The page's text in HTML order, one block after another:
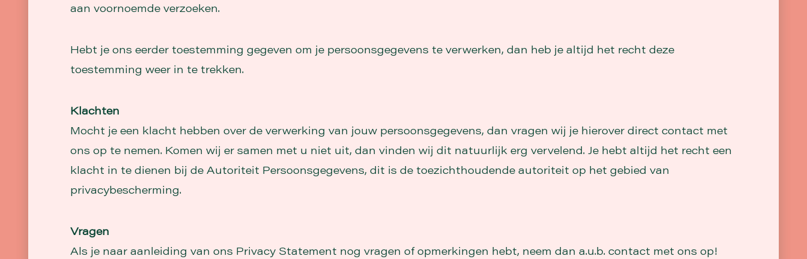
aan voornoemde verzoeken.
Hebt je ons eerder toestemming gegeven om je persoonsgegevens te verwerken, dan heb je altijd het recht deze
toestemming weer in te trekken.
Klachten
Mocht je een klacht hebben over de verwerking van jouw persoonsgegevens, dan vragen wij je hierover direct contact met
ons op te nemen. Komen wij er samen met u niet uit, dan vinden wij dit natuurlijk erg vervelend. Je hebt altijd het recht een
klacht in te dienen bij de Autoriteit Persoonsgegevens, dit is de toezichthoudende autoriteit op het gebied van
privacybescherming.
Vragen
Als je naar aanleiding van ons Privacy Statement nog vragen of opmerkingen hebt, neem dan a.u.b. contact met ons op!